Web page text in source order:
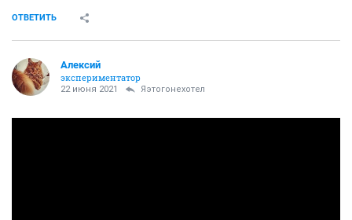
ОТВЕТИТЬ
Алексий
экспериментатор
22 июня 2021 Яэтогонехотел